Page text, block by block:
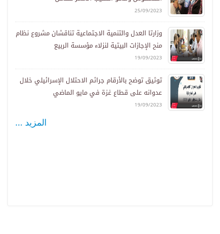
25/09/2023
وزارتا العدل والتنمية الاجتماعية تناقشان مشروع نظام
منح الإجازات البيتية لنزلاء مؤسسة الربيع
19/09/2023
توثيق توضح بالأرقام جرائم الاحتلال الإسرائيلي خلال
عدوانه على قطاع غزة في مايو الماضي
19/09/2023
المزيد ...